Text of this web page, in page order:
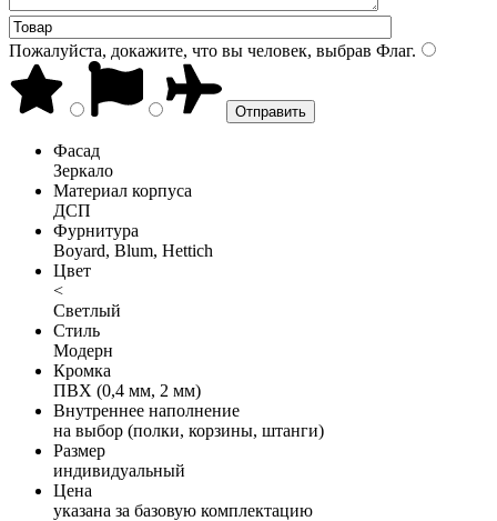
Пожалуйста, докажите, что вы человек, выбрав Флаг.
Фасад
Зеркало
Материал корпуса
ДСП
Фурнитура
Boyard, Blum, Hettich
Цвет
<
Светлый
Стиль
Модерн
Кромка
ПВХ (0,4 мм, 2 мм)
Внутреннее наполнение
на выбор (полки, корзины, штанги)
Размер
индивидуальный
Цена
указана за базовую комплектацию